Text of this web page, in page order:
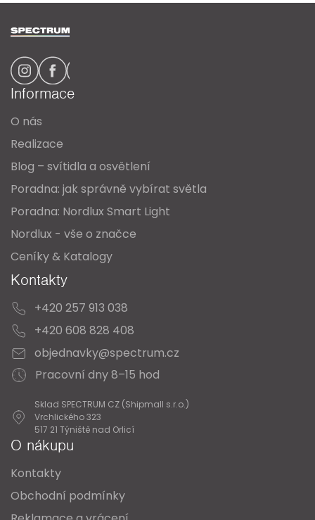
Informace
O nás
Realizace
Blog – svítidla a osvětlení
Poradna: jak správně vybírat světla
Poradna: Nordlux Smart Light
Nordlux - vše o značce
Ceníky & Katalogy
Kontakty
+420 257 913 038
+420 608 828 408
objednavky@spectrum.cz
Pracovní dny 8–15 hod
Sklad SPECTRUM CZ (Shipmall s.r.o.)
Vrchlického 323
517 21 Týniště nad Orlicí
O nákupu
Kontakty
Obchodní podmínky